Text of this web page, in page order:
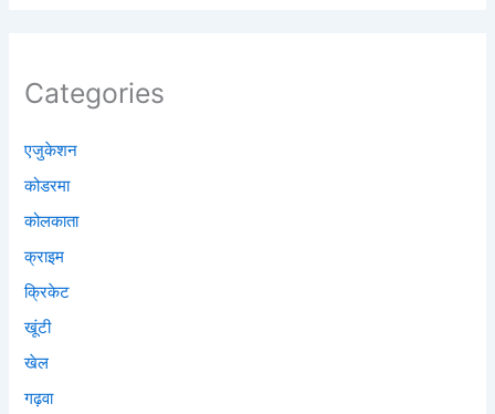
Categories
एजुकेशन
कोडरमा
कोलकाता
क्राइम
क्रिकेट
खूंटी
खेल
गढ़वा